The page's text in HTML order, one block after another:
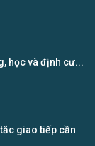
học và định cư...
giao tiếp cần